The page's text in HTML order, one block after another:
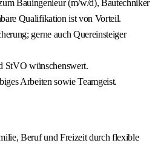
Bauingenieur (m/w/d), Bautechniker
Qualifikation ist von Vorteil.
gerne auch Quereinsteiger
StVO wünschenswert.
Arbeiten sowie Teamgeist.
Beruf und Freizeit durch flexible